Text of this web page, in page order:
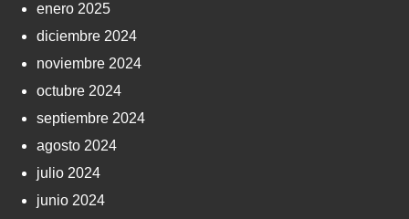
enero 2025
diciembre 2024
noviembre 2024
octubre 2024
septiembre 2024
agosto 2024
julio 2024
junio 2024